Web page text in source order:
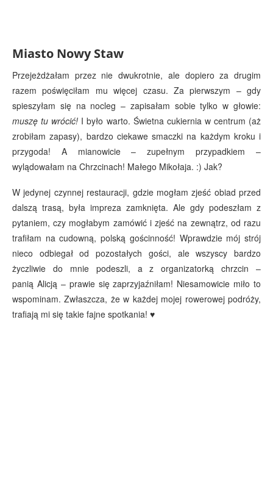
Miasto Nowy Staw
Przejeżdżałam przez nie dwukrotnie, ale dopiero za drugim
razem poświęciłam mu więcej czasu. Za pierwszym – gdy
spieszyłam się na nocleg – zapisałam sobie tylko w głowie:
muszę tu wrócić! I było warto. Świetna cukiernia w centrum (aż
zrobiłam zapasy), bardzo ciekawe smaczki na każdym kroku i
przygoda! A mianowicie – zupełnym przypadkiem –
wylądowałam na Chrzcinach! Małego Mikołaja. :) Jak?
W jedynej czynnej restauracji, gdzie mogłam zjeść obiad przed
dalszą trasą, była impreza zamknięta. Ale gdy podeszłam z
pytaniem, czy mogłabym zamówić i zjeść na zewnątrz, od razu
trafiłam na cudowną, polską gościnność! Wprawdzie mój strój
nieco odbiegał od pozostałych gości, ale wszyscy bardzo
życzliwie do mnie podeszli, a z organizatorką chrzcin –
panią Alicją – prawie się zaprzyjaźniłam! Niesamowicie miło to
wspominam. Zwłaszcza, że w każdej mojej rowerowej podróży,
trafiają mi się takie fajne spotkania! ♥